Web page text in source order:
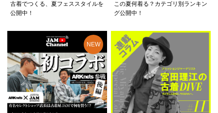
古着でつくる、夏フェススタイルを
公開中！
この夏何着る？カテゴリ別ランキン
グ公開中！